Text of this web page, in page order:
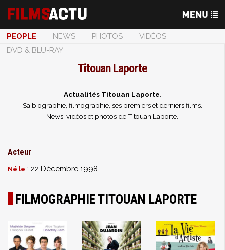
PEOPLE NEWS PHOTOS
VIDÉOS
DVD & BLU-RAY
Titouan Laporte
Actualités Titouan Laporte
Sa biographie, filmographie, ses premiers et derniers films.
News, vidéos et photos de Titouan Laporte.
Acteur
Né le : 22 Décembre 1998
FILMOGRAPHIE TITOUAN LAPORTE